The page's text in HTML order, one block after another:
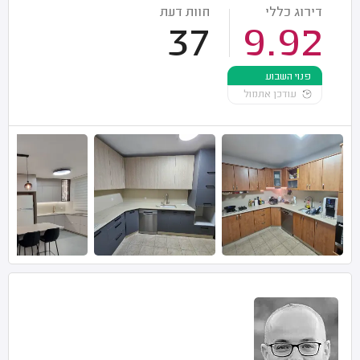
דירוג כללי
9.92
חוות דעת
37
פנוי השבוע
עודכן אתמול